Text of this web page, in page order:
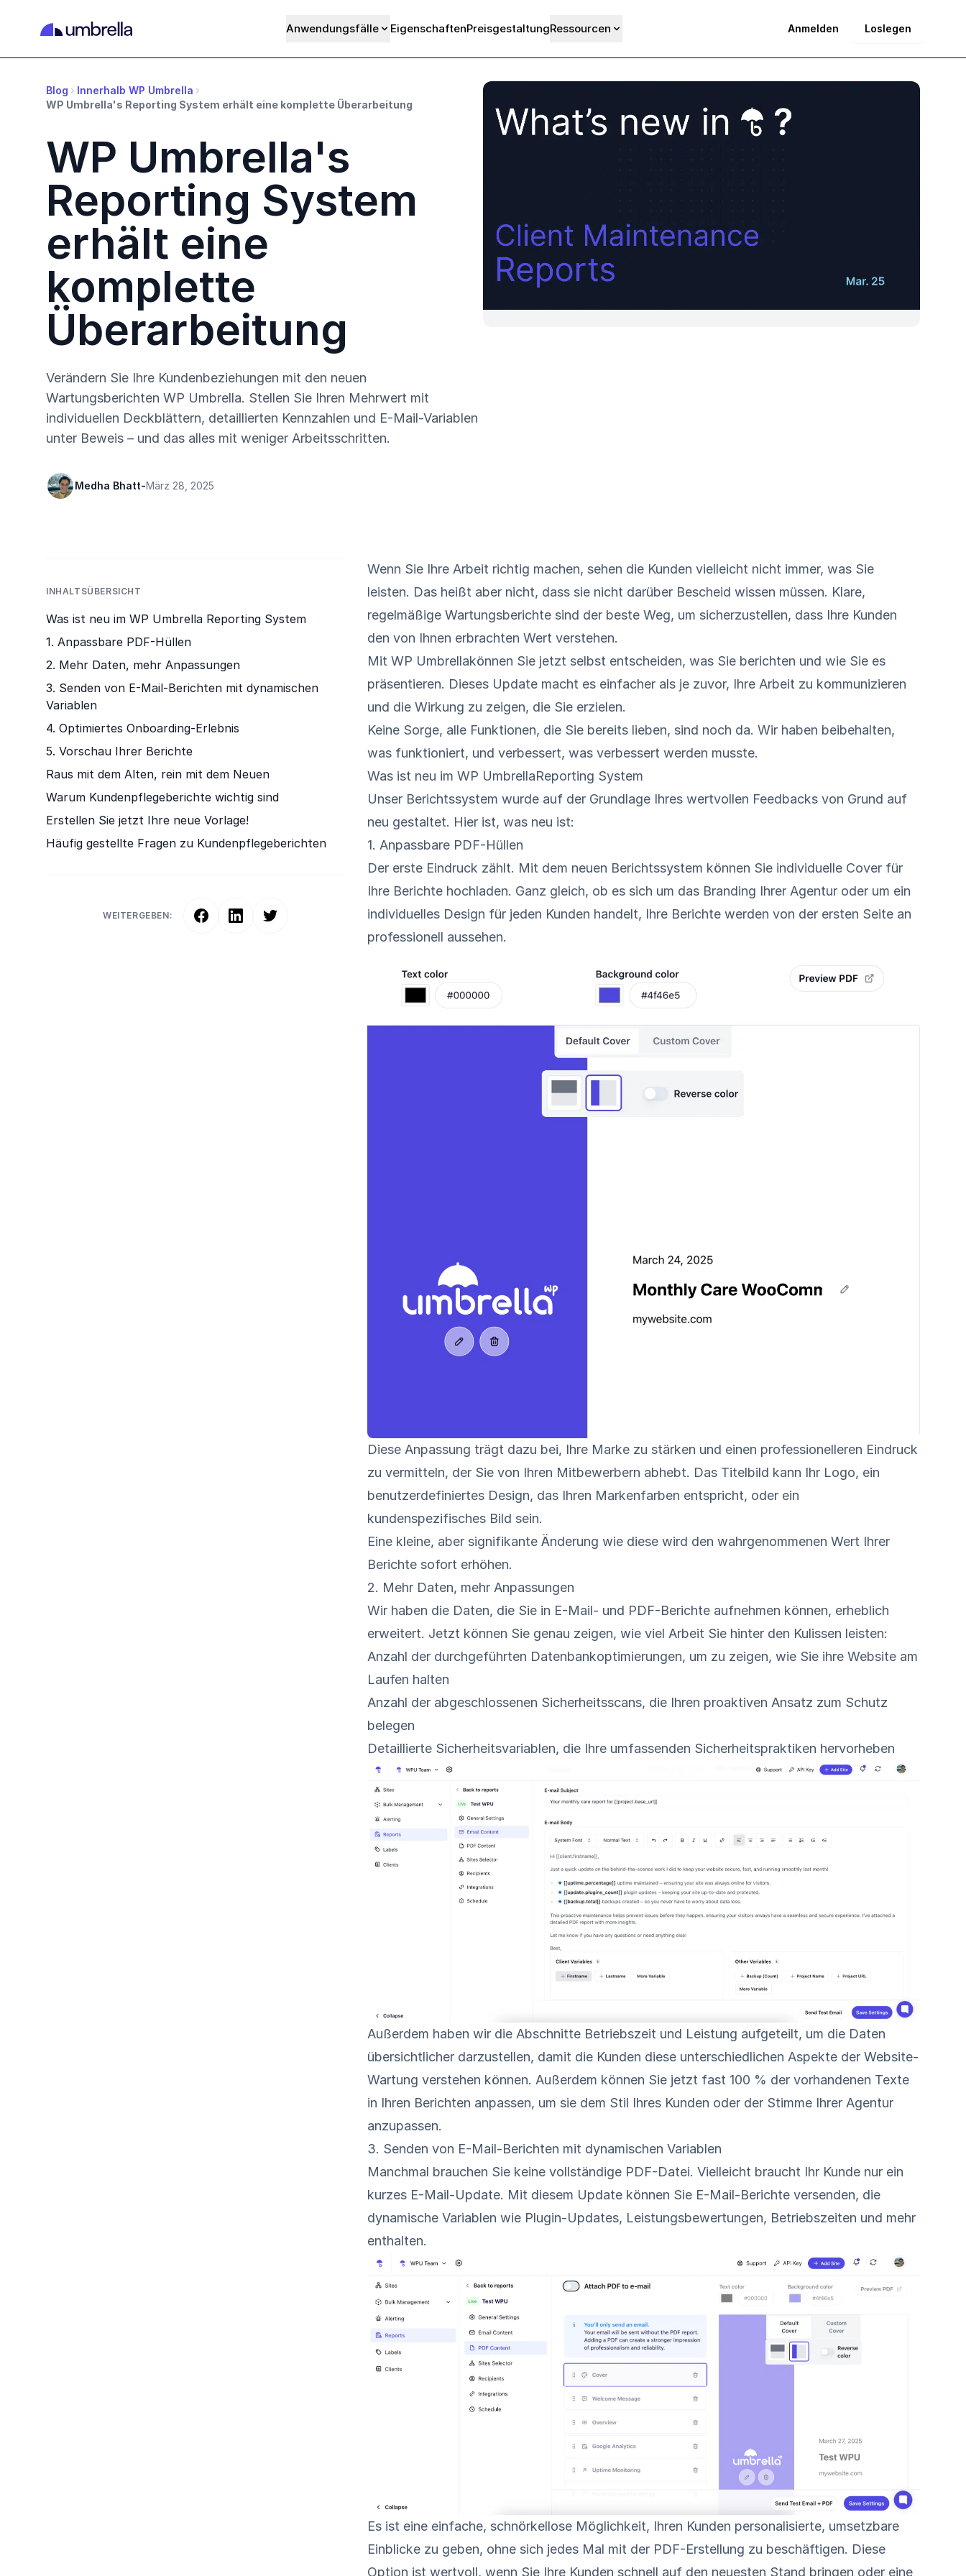
Anwendungsfälle EigenschaftenPreisgestaltungRessourcen Anmelden Loslegen
Blog
Innerhalb WP Umbrella
WP Umbrella's Reporting System erhält eine komplette Überarbeitung
WP Umbrella's
Reporting System
erhält eine
komplette
Überarbeitung
Verändern Sie Ihre Kundenbeziehungen mit den neuen
Wartungsberichten WP Umbrella. Stellen Sie Ihren Mehrwert mit
individuellen Deckblättern, detaillierten Kennzahlen und E-Mail-Variablen
unter Beweis – und das alles mit weniger Arbeitsschritten.
Medha Bhatt-März 28, 2025
INHALTSÜBERSICHT
Was ist neu im WP Umbrella Reporting System
1. Anpassbare PDF-Hüllen
2. Mehr Daten, mehr Anpassungen
3. Senden von E-Mail-Berichten mit dynamischen
Variablen
4. Optimiertes Onboarding-Erlebnis
5. Vorschau Ihrer Berichte
Raus mit dem Alten, rein mit dem Neuen
Warum Kundenpflegeberichte wichtig sind
Erstellen Sie jetzt Ihre neue Vorlage!
Häufig gestellte Fragen zu Kundenpflegeberichten
WEITERGEBEN:
Wenn Sie Ihre Arbeit richtig machen, sehen die Kunden vielleicht nicht immer, was Sie
leisten. Das heißt aber nicht, dass sie nicht darüber Bescheid wissen müssen. Klare,
regelmäßige Wartungsberichte sind der beste Weg, um sicherzustellen, dass Ihre Kunden
den von Ihnen erbrachten Wert verstehen.
MitWP Umbrellakönnen Sie jetzt selbst entscheiden, was Sie berichten und wie Sie es
präsentieren. Dieses Update macht es einfacher als je zuvor, Ihre Arbeit zu kommunizieren
und die Wirkung zu zeigen, die Sie erzielen.
Keine Sorge, alle Funktionen, die Sie bereits lieben, sind noch da. Wir haben beibehalten,
was funktioniert, und verbessert, was verbessert werden musste.
Was ist neu im WP UmbrellaReporting System
Unser Berichtssystem wurde auf der Grundlage Ihres wertvollen Feedbacks von Grund auf
neu gestaltet. Hier ist, was neu ist:
1. Anpassbare PDF-Hüllen
Der erste Eindruck zählt. Mit dem neuen Berichtssystem können Sie individuelle Cover für
Ihre Berichte hochladen. Ganz gleich, ob es sich um das Branding Ihrer Agentur oder um ein
individuelles Design für jeden Kunden handelt, Ihre Berichte werden von der ersten Seite an
professionell aussehen.
Diese Anpassung trägt dazu bei, Ihre Marke zu stärken und einen professionelleren Eindruck
zu vermitteln, der Sie von Ihren Mitbewerbern abhebt. Das Titelbild kann Ihr Logo, ein
benutzerdefiniertes Design, das Ihren Markenfarben entspricht, oder ein
kundenspezifisches Bild sein.
Eine kleine, aber signifikante Änderung wie diese wird den wahrgenommenen Wert Ihrer
Berichte sofort erhöhen.
2. Mehr Daten, mehr Anpassungen
Wir haben die Daten, die Sie in E-Mail- und PDF-Berichte aufnehmen können, erheblich
erweitert. Jetzt können Sie genau zeigen, wie viel Arbeit Sie hinter den Kulissen leisten:
Anzahl der durchgeführten Datenbankoptimierungen, um zu zeigen, wie Sie ihre Website am
Laufen halten
Anzahl der abgeschlossenen Sicherheitsscans, die Ihren proaktiven Ansatz zum Schutz
belegen
Detaillierte Sicherheitsvariablen, die Ihre umfassenden Sicherheitspraktiken hervorheben
Außerdem haben wir die Abschnitte Betriebszeit und Leistung aufgeteilt, um die Daten
übersichtlicher darzustellen, damit die Kunden diese unterschiedlichen Aspekte der Website-
Wartung verstehen können. Außerdem können Sie jetzt fast 100 % der vorhandenen Texte
in Ihren Berichten anpassen, um sie dem Stil Ihres Kunden oder der Stimme Ihrer Agentur
anzupassen.
3. Senden von E-Mail-Berichten mit dynamischen Variablen
Manchmal brauchen Sie keine vollständige PDF-Datei. Vielleicht braucht Ihr Kunde nur ein
kurzes E-Mail-Update. Mit diesem Update können Sie E-Mail-Berichte versenden, die
dynamische Variablen wie Plugin-Updates, Leistungsbewertungen, Betriebszeiten und mehr
enthalten.
Es ist eine einfache, schnörkellose Möglichkeit, Ihren Kunden personalisierte, umsetzbare
Einblicke zu geben, ohne sich jedes Mal mit der PDF-Erstellung zu beschäftigen. Diese
Option ist wertvoll, wenn Sie Ihre Kunden schnell auf den neuesten Stand bringen oder eine